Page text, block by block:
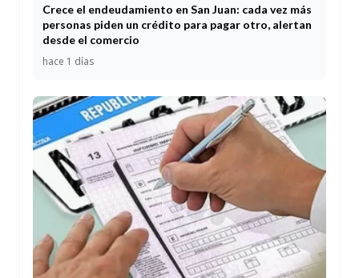
Crece el endeudamiento en San Juan: cada vez más
personas piden un crédito para pagar otro, alertan
desde el comercio
hace 1 días